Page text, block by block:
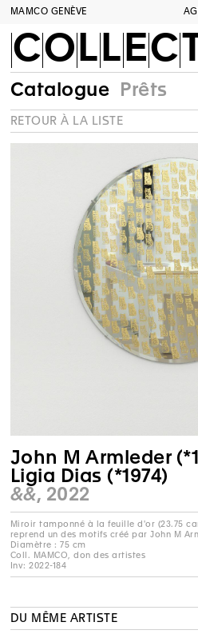
MAMCO GENÈVE
Catalogue Prêts
RETOUR À LA LISTE
John M Armleder
Ligia Dias (*1974)
&&, 2022
Miroir tamponné à la feuille d'or (23.75
reprend un des motifs créé par John M
Diamètre : 75 cm
Coll. MAMCO, don des artistes
Inv: 2022-184
DU MÊME ARTISTE